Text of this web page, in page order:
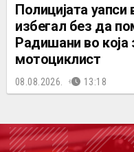
Полицијата уапси
избегал без да
Радишани во која
мотоциклист
08.08.2026. 13:18